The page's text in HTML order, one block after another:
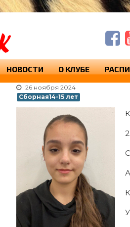
НОВОСТИ О КЛУБЕ
26 ноября 2024
Сборная14-15 лет